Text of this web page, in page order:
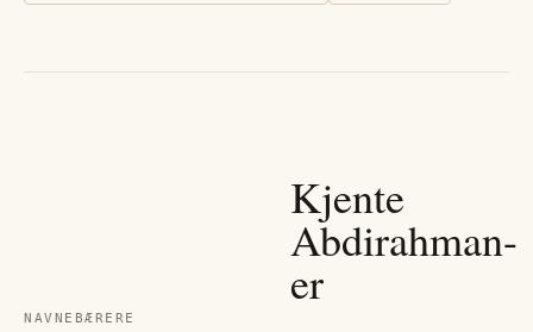
NAVNEBÆRERE
Kjente
Abdirahman-
er